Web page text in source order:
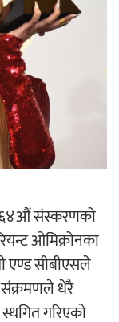
आफ्नो
६४औं संस्करणको
ओमिक्रोनका
एण्ड सीबीएसले
संक्रमणले धेरै
गरिएको